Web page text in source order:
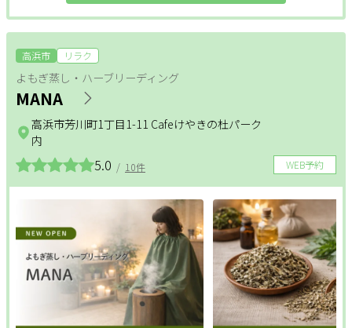
高浜市 リラク
よもぎ蒸し・ハーブリーディング
MANA
WEB予約
5.0 / 10件
高浜市芳川町1丁目1-11 Cafeけやきの杜パーク
内